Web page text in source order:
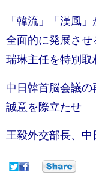
「韓流」「漢風
全面的に発展さ
瑞琳主任を特別取
中日韓首脳会議
誠意を際立たせ
王毅外交部長、